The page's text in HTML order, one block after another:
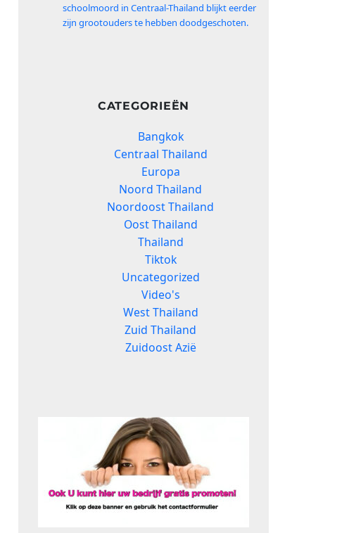
schoolmoord in Centraal-Thailand blijkt eerder
zijn grootouders te hebben doodgeschoten.
CATEGORIEËN
Bangkok
Centraal Thailand
Europa
Noord Thailand
Noordoost Thailand
Oost Thailand
Thailand
Tiktok
Uncategorized
Video's
West Thailand
Zuid Thailand
Zuidoost Azië